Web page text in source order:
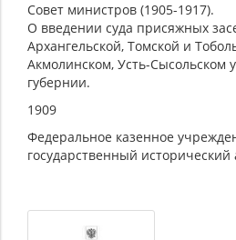
Совет министров (1905-1917).
О введении суда присяжных
Архангельской, Томской и
Акмолинском, Усть-Сысольском
губернии.
1909
Федеральное казенное
государственный исторический